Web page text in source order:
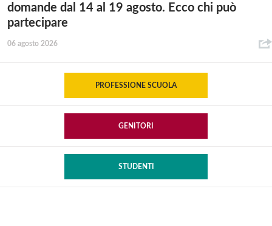
domande dal 14 al 19 agosto. Ecco chi può
partecipare
06 agosto 2026
PROFESSIONE SCUOLA
GENITORI
STUDENTI